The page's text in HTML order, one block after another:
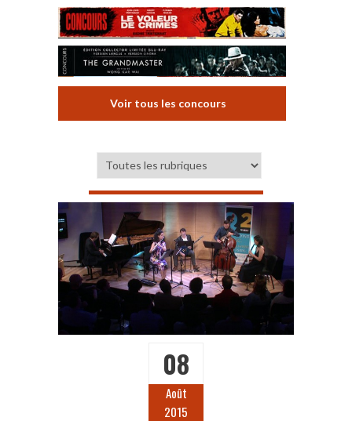
Voir tous les concours
08
Août
2015